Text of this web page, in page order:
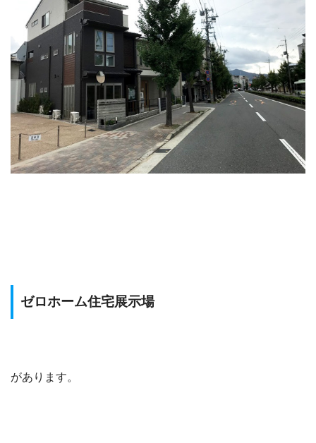
ゼロホーム住宅展示場
があります。